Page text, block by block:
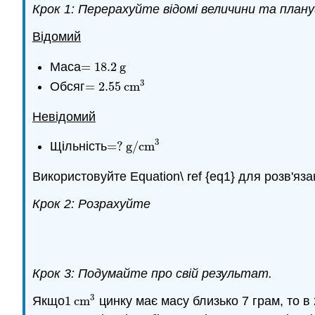
Крок 1: Перерахуйте відомі величини та
Відомий
Маса= 18.2 g
=18.2g
Обсяг= 2.55 cm3
=2.55cm3
Невідомий
Щільність=? g/cm3
=?g/cm3
Використовуйте Equation\ ref {eq1} для
Крок 2: Розрахуйте
Крок 3: Подумайте про свій результат.
Якщо1 cm3
1 cm3 цинку має масу близько 7 грам, то